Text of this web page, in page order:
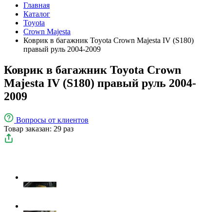
Главная
Каталог
Toyota
Crown Majesta
Коврик в багажник Toyota Crown Majesta IV (S180)
правый руль 2004-2009
Коврик в багажник Toyota Crown
Majesta IV (S180) правый руль 2004-
2009
Вопросы от клиентов
Товар заказан: 29 раз